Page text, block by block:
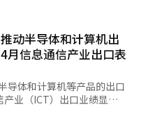
动半导体和计算机出
月信息通信产业出口表
导体和计算机等产品的出口
业（ICT）出口业绩显